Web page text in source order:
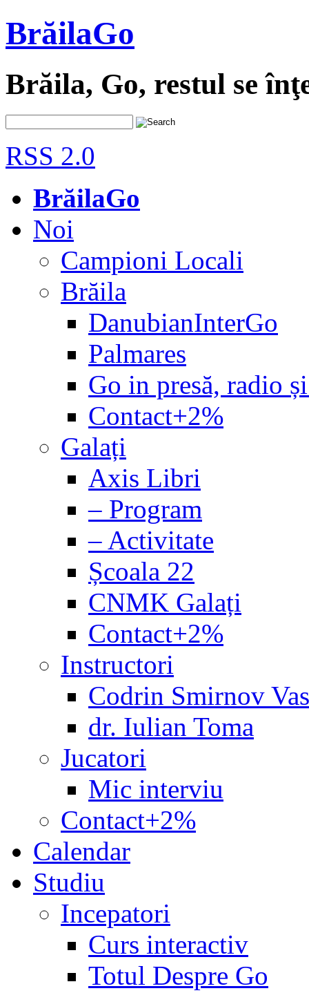
BrăilaGo
Brăila, Go, restul se
RSS 2.0
BrăilaGo
Noi
Campioni Locali
Brăila
DanubianInterGo
Palmares
Go in presă, radio
Contact+2%
Galați
Axis Libri
– Program
– Activitate
Școala 22
CNMK Galați
Contact+2%
Instructori
Codrin Smirnov
dr. Iulian Toma
Jucatori
Mic interviu
Contact+2%
Calendar
Studiu
Incepatori
Curs interactiv
Totul Despre Go